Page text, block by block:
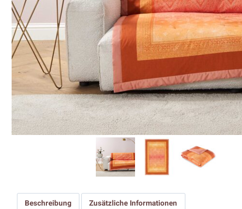
Beschreibung Zusätzliche Informationen